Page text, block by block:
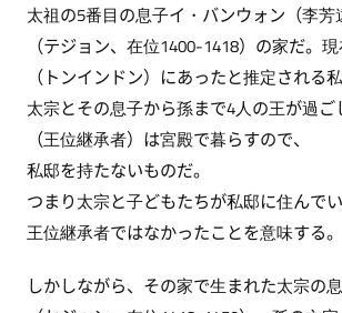
太祖の5番目の息子イ・バンウォン（李
（テジョン、在位1400-1418）の家だ。
（トンインドン）にあったと推定される私
太宗とその息子から孫まで4人の王が過
（王位継承者）は宮殿で暮らすので、
私邸を持たないものだ。
つまり太宗と子どもたちが私邸に住んで
王位継承者ではなかったことを意味する。
しかしながら、その家で生まれた太宗の